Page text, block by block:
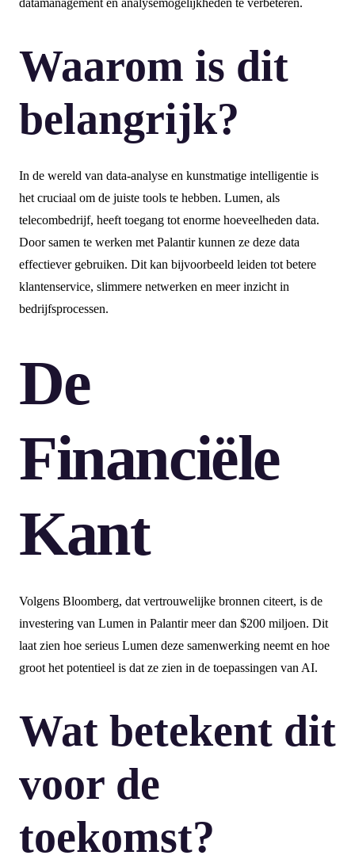
datamanagement en analysemogelijkheden te verbeteren.
Waarom is dit
belangrijk?
In de wereld van data-analyse en kunstmatige intelligentie is
het cruciaal om de juiste tools te hebben. Lumen, als
telecombedrijf, heeft toegang tot enorme hoeveelheden data.
Door samen te werken met Palantir kunnen ze deze data
effectiever gebruiken. Dit kan bijvoorbeeld leiden tot betere
klantenservice, slimmere netwerken en meer inzicht in
bedrijfsprocessen.
De
Financiële
Kant
Volgens Bloomberg, dat vertrouwelijke bronnen citeert, is de
investering van Lumen in Palantir meer dan $200 miljoen. Dit
laat zien hoe serieus Lumen deze samenwerking neemt en hoe
groot het potentieel is dat ze zien in de toepassingen van AI.
Wat betekent dit
voor de
toekomst?